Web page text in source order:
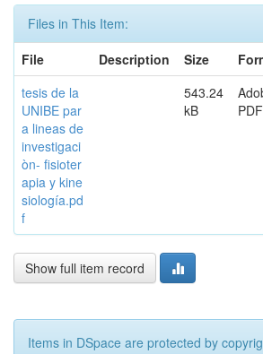
Files in This Item:
File
Description Size
tesis de la
UNIBE par
a lineas de
investigaci
òn- fisioter
apia y kine
siología.pd
f
543.24
kB
PDF
Show full item record
Items in DSpace are protected by